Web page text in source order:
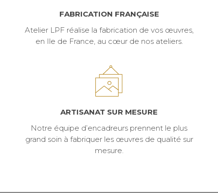
FABRICATION FRANÇAISE
Atelier LPF réalise la fabrication de vos œuvres,
en Ile de France, au cœur de nos ateliers.
ARTISANAT SUR MESURE
Notre équipe d’encadreurs prennent le plus
grand soin à fabriquer les œuvres de qualité sur
mesure.